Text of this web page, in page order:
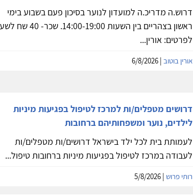
דרוש.ה מדריכ.ה למועדון לנוער בסיכון פעם בשבוע בימי
ראשון בצהריים בין השעות 14:00-19:00.
לפרטים: אורין...
אורין בוטוב| 6/8/2026
דרושים מטפלים/ות למרכז לטיפול בפגיעות מיניות
לילדים, נוער ומשפחותיהם ברחובות
לעמותת בית לכל ילד בישראל דרושים/ות מטפלים/ות
לעבודה במרכז לטיפול בפגיעות מיניות ברחובות טיפול...
רותי פרוש| 5/8/2026